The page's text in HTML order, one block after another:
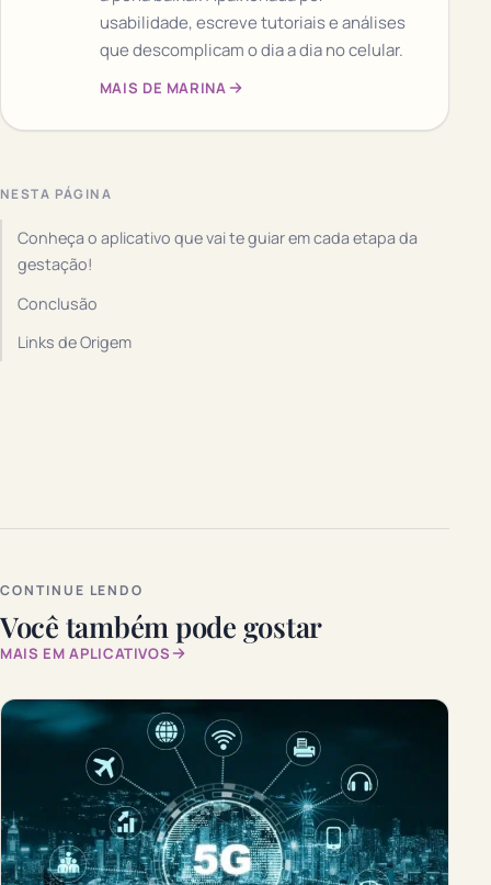
usabilidade, escreve tutoriais e análises
que descomplicam o dia a dia no celular.
MAIS DE MARINA
NESTA PÁGINA
Conheça o aplicativo que vai te guiar em cada etapa da
gestação!
Conclusão
Links de Origem
CONTINUE LENDO
Você também pode gostar
MAIS EM APLICATIVOS